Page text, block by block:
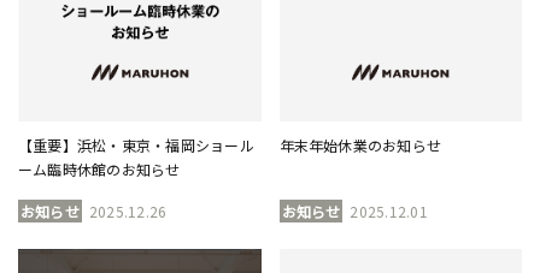
【重要】浜松・東京・福岡ショール
ーム臨時休館のお知らせ
お知らせ 2025.12.26
年末年始休業のお知らせ
お知らせ 2025.12.01